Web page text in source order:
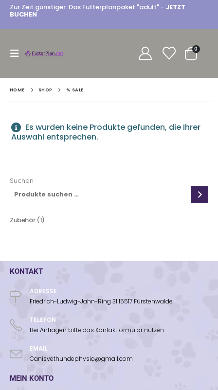
Zur Zeit günstiger: Das Futterplanpaket "adult" - JETZT
BUCHEN
0
HOME SHOP % SALE
Es wurden keine Produkte gefunden, die Ihrer
Auswahl entsprechen.
Suchen
Zubehör 1
KONTAKT
ADRESSE
Friedrich-Ludwig-Jahn-Ring 31 15517 Fürstenwalde
TELEFON
Bei Anfragen bitte das Kontaktformular nutzen
EMAIL
Canisvethundephysio@gmail.com
MEIN KONTO